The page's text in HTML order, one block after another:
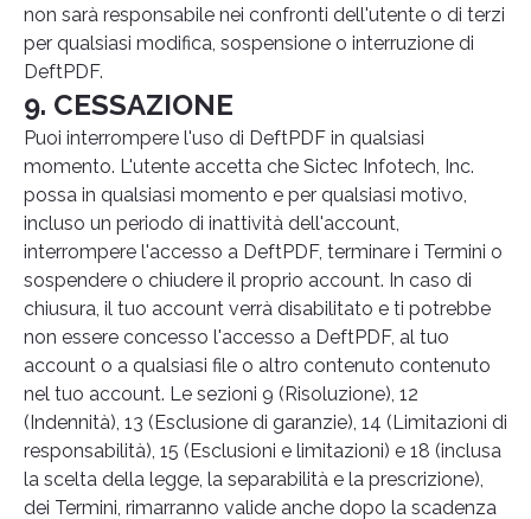
non sarà responsabile nei confronti dell'utente o di terzi
per qualsiasi modifica, sospensione o interruzione di
DeftPDF.
9. CESSAZIONE
Puoi interrompere l'uso di DeftPDF in qualsiasi
momento. L'utente accetta che Sictec Infotech, Inc.
possa in qualsiasi momento e per qualsiasi motivo,
incluso un periodo di inattività dell'account,
interrompere l'accesso a DeftPDF, terminare i Termini o
sospendere o chiudere il proprio account. In caso di
chiusura, il tuo account verrà disabilitato e ti potrebbe
non essere concesso l'accesso a DeftPDF, al tuo
account o a qualsiasi file o altro contenuto contenuto
nel tuo account. Le sezioni 9 (Risoluzione), 12
(Indennità), 13 (Esclusione di garanzie), 14 (Limitazioni di
responsabilità), 15 (Esclusioni e limitazioni) e 18 (inclusa
la scelta della legge, la separabilità e la prescrizione),
dei Termini, rimarranno valide anche dopo la scadenza